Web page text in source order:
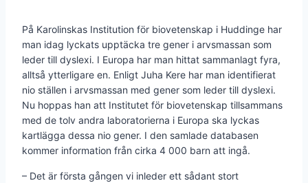
På Karolinskas Institution för biovetenskap i Huddinge har
man idag lyckats upptäcka tre gener i arvsmassan som
leder till dyslexi. I Europa har man hittat sammanlagt fyra,
alltså ytterligare en. Enligt Juha Kere har man identifierat
nio ställen i arvsmassan med gener som leder till dyslexi.
Nu hoppas han att Institutet för biovetenskap tillsammans
med de tolv andra laboratorierna i Europa ska lyckas
kartlägga dessa nio gener. I den samlade databasen
kommer information från cirka 4 000 barn att ingå.
– Det är första gången vi inleder ett sådant stort